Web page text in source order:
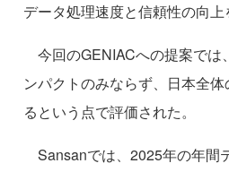
データ処理速度と信頼性の向上
今回のGENIACへの提案では
ンパクトのみならず、日本全
るという点で評価された。
Sansanでは、2025年の年間